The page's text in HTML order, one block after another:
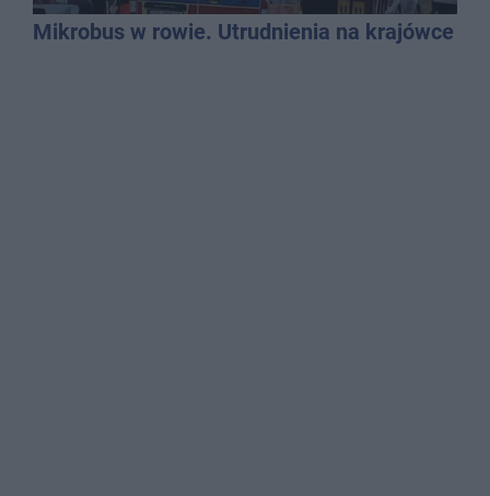
Mikrobus w rowie. Utrudnienia na krajówce